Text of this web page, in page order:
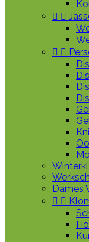
 
 
Dames
 